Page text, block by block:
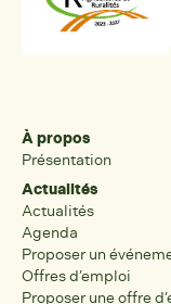
À propos
Présentation
Actualités
Actualités
Agenda
Proposer un
Offres d’emploi
Proposer une offre